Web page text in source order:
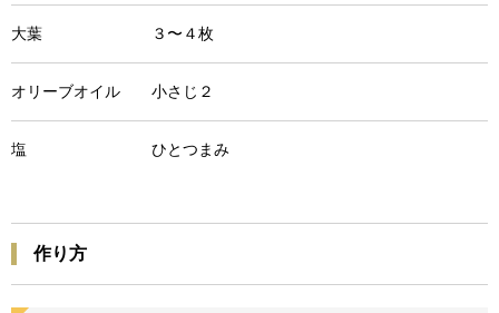
大葉 ３〜４枚
オリーブオイル 小さじ２
塩 ひとつまみ
作り方